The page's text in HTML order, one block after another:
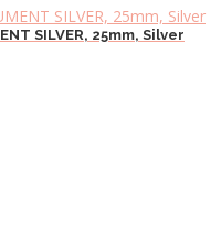
SILVER, 25mm, Silver